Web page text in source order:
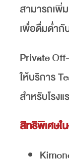
สามารถเพิ่
เพื่อดื่มด่ำ
Private
ให้บริการ
สำหรับโรง
สิทธิพิเศษใ